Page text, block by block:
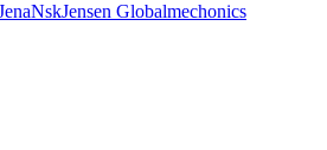
NskJensen Globalmechonics